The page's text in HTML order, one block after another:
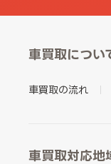
車買取につい
車買取の流れ
車買取対応地